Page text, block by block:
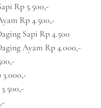
Rp 5.500,-
Rp 4.500,-
Sapi Rp 4.500
Ayam Rp 4.000,-